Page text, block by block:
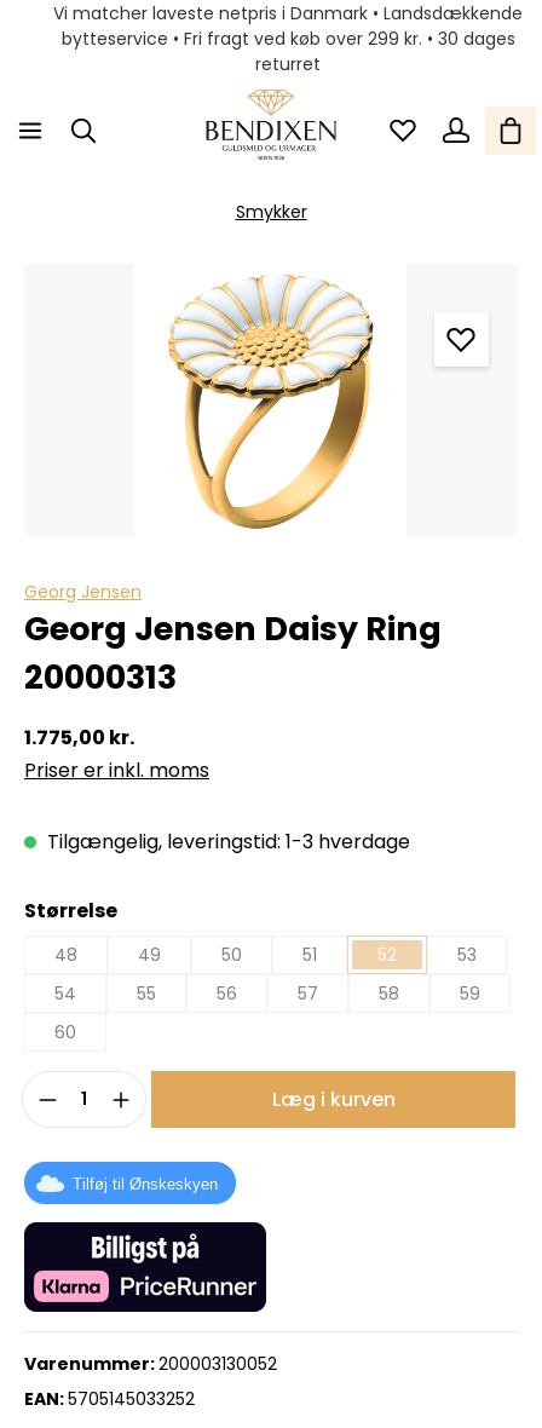
Vi matcher laveste netpris i Danmark • Landsdækkende
bytteservice • Fri fragt ved køb over 299 kr. • 30 dages
returret
Smykker
Georg Jensen
Georg Jensen Daisy Ring
20000313
1.775,00 kr.
Priser er inkl. moms
Tilgængelig, leveringstid: 1-3 hverdage
Vælg
Størrelse
48 49 50 51 52
53
54
55 56 57 58
59
60
Produktmængde: Indtast det
Læg i kurven
Tilføj til Ønskeskyen
Varenummer:200003130052
EAN:5705145033252